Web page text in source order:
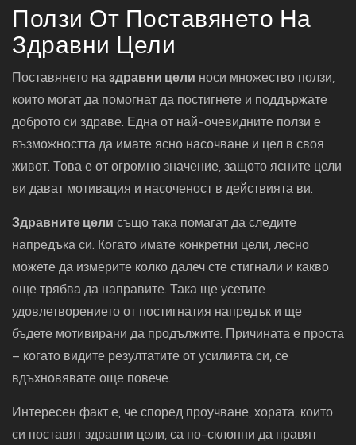
Ползи От Поставянето На
Здравни Цели
Поставянето наздравни цели носи множество ползи,
които могат да помогнат да постигнете и поддържате
доброто си здраве. Една от най-очевидните ползи е
възможността да имате ясно насочване и цел в своя
живот. Това е от огромно значение, защото ясните цели
ви дават мотивация и насоченост в действията ви.
Здравните цели също така помагат да следите
напредъка си. Когато имате конкретни цели, лесно
можете да измерите колко далеч сте стигнали и какво
още трябва да направите. Така ще усетите
удовлетворението от постигнатия напредък и ще
бъдете мотивирани да продължите. Причината е проста
– когато видите резултатите от усилията си, се
вдъхновявате още повече.
Интересен факт е, че според проучване, хората, които
си поставят здравни цели, са по-склонни да правят